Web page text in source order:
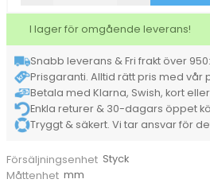
50
70
cm
mängd
I lager för omgående leverans!
Snabb leverans & Fri frakt över
Prisgaranti. Alltid rätt pris med vår
Betala med Klarna, Swish, kort
Enkla returer & 30-dagars öppet
Tryggt & säkert. Vi tar ansvar för
Försäljningsenhet Styck
Måttenhet mm